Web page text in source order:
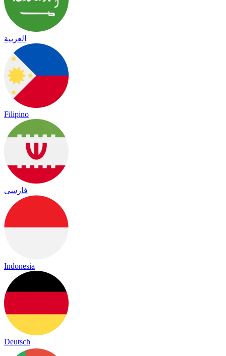
العربية
Filipino
فارسی
Indonesia
Deutsch